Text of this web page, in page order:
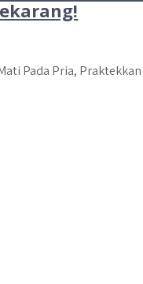
Pada Pria,